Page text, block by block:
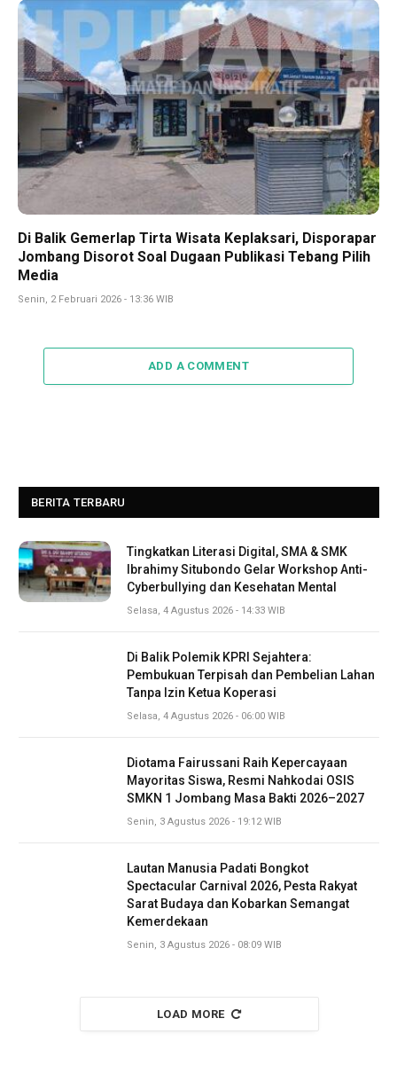
Di Balik Gemerlap Tirta Wisata Keplaksari, Disporapar
Jombang Disorot Soal Dugaan Publikasi Tebang Pilih
Media
Senin, 2 Februari 2026 - 13:36 WIB
ADD A COMMENT
BERITA TERBARU
Tingkatkan Literasi Digital, SMA & SMK
Ibrahimy Situbondo Gelar Workshop Anti-
Cyberbullying dan Kesehatan Mental
Selasa, 4 Agustus 2026 - 14:33 WIB
Di Balik Polemik KPRI Sejahtera:
Pembukuan Terpisah dan Pembelian Lahan
Tanpa Izin Ketua Koperasi
Selasa, 4 Agustus 2026 - 06:00 WIB
Diotama Fairussani Raih Kepercayaan
Mayoritas Siswa, Resmi Nahkodai OSIS
SMKN 1 Jombang Masa Bakti 2026–2027
Senin, 3 Agustus 2026 - 19:12 WIB
Lautan Manusia Padati Bongkot
Spectacular Carnival 2026, Pesta Rakyat
Sarat Budaya dan Kobarkan Semangat
Kemerdekaan
Senin, 3 Agustus 2026 - 08:09 WIB
LOAD MORE